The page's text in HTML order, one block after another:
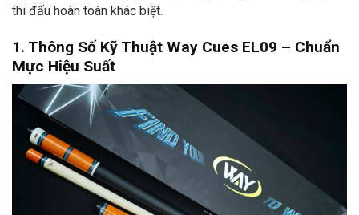
thi đấu hoàn toàn khác biệt.
1. Thông Số Kỹ Thuật Way Cues EL09 – Chuẩn
Mực Hiệu Suất